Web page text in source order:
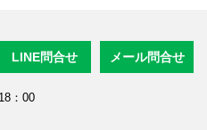
LINE問合せ メール問合せ
：00